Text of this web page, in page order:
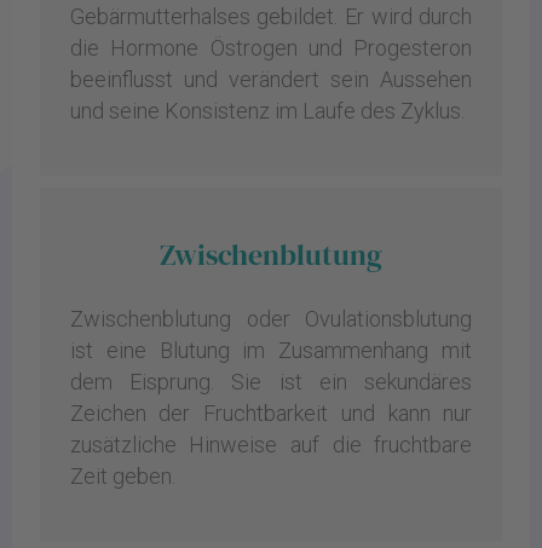
Gebärmutterhalses gebildet. Er wird durch
die Hormone Östrogen und Progesteron
beeinflusst und verändert sein Aussehen
und seine Konsistenz im Laufe des Zyklus.
Zwischenblutung
Zwischenblutung oder Ovulationsblutung
ist eine Blutung im Zusammenhang mit
dem Eisprung. Sie ist ein sekundäres
Zeichen der Fruchtbarkeit und kann nur
zusätzliche Hinweise auf die fruchtbare
Zeit geben.